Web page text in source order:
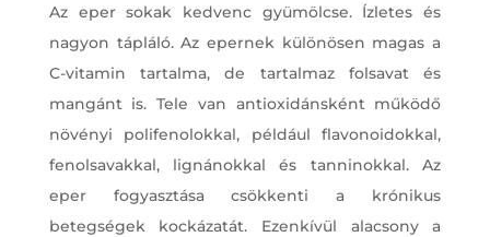
Az eper sokak kedvenc gyümölcse. Ízletes és
nagyon tápláló. Az epernek különösen magas a
C-vitamin tartalma, de tartalmaz folsavat és
mangánt is. Tele van antioxidánsként működő
növényi polifenolokkal, például flavonoidokkal,
fenolsavakkal, lignánokkal és tanninokkal. Az
eper fogyasztása csökkenti a krónikus
betegségek kockázatát. Ezenkívül alacsony a